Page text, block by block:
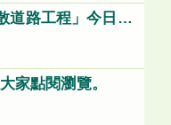
道路工程」今日動
聯外路網
家點閱瀏覽。